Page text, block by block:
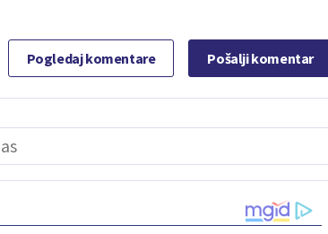
Pogledaj komentare Pošalji komentar